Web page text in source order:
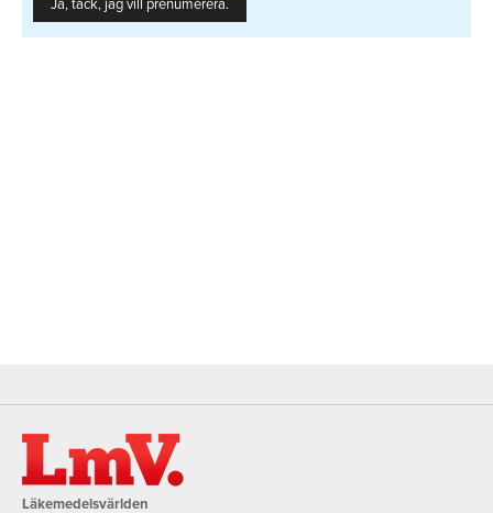
Ja, tack, jag vill prenumerera.
Läkemedelsvärlden